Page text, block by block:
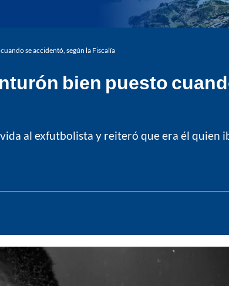
se accidentó, según la Fiscalía
bien puesto
al exfutbolista y reiteró que era él quien